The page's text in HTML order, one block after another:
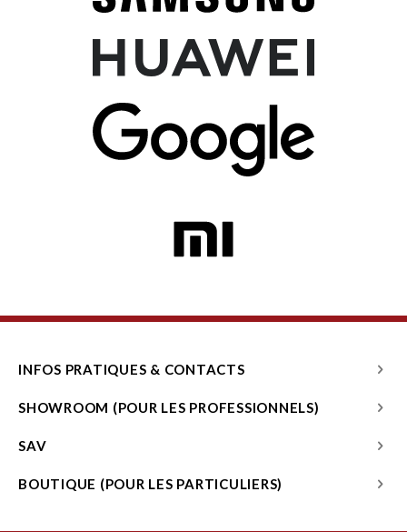
INFOS PRATIQUES & CONTACTS
SHOWROOM (POUR LES PROFESSIONNELS)
SAV
BOUTIQUE (POUR LES PARTICULIERS)